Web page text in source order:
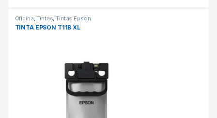
Oficina ,Tintas ,Tintas Epson
TINTA EPSON T11B XL